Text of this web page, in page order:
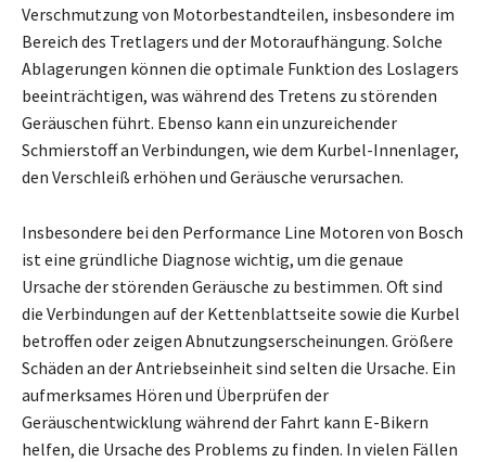
Verschmutzung von Motorbestandteilen, insbesondere im
Bereich des Tretlagers und der Motoraufhängung. Solche
Ablagerungen können die optimale Funktion des Loslagers
beeinträchtigen, was während des Tretens zu störenden
Geräuschen führt. Ebenso kann ein unzureichender
Schmierstoff an Verbindungen, wie dem Kurbel-Innenlager,
den Verschleiß erhöhen und Geräusche verursachen.
Insbesondere bei den Performance Line Motoren von Bosch
ist eine gründliche Diagnose wichtig, um die genaue
Ursache der störenden Geräusche zu bestimmen. Oft sind
die Verbindungen auf der Kettenblattseite sowie die Kurbel
betroffen oder zeigen Abnutzungserscheinungen. Größere
Schäden an der Antriebseinheit sind selten die Ursache. Ein
aufmerksames Hören und Überprüfen der
Geräuschentwicklung während der Fahrt kann E-Bikern
helfen, die Ursache des Problems zu finden. In vielen Fällen